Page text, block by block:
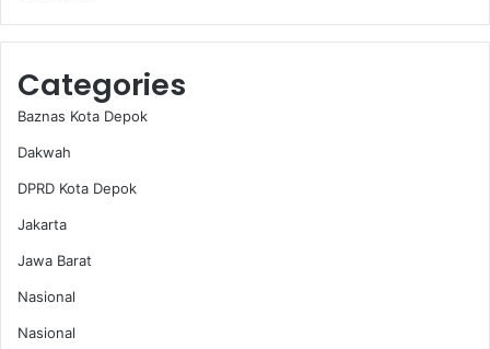
Categories
Baznas Kota Depok
Dakwah
DPRD Kota Depok
Jakarta
Jawa Barat
Nasional
Nasional